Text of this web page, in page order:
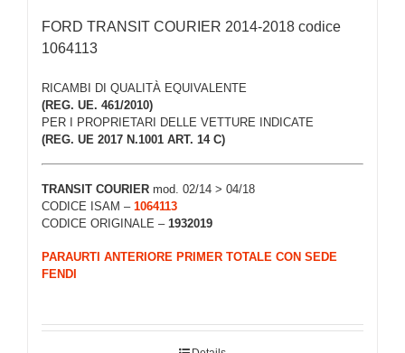
FORD TRANSIT COURIER 2014-2018 codice
1064113
RICAMBI DI QUALITÀ EQUIVALENTE
(REG. UE. 461/2010)
PER I PROPRIETARI DELLE VETTURE INDICATE
(REG. UE 2017 N.1001 ART. 14 C)
TRANSIT COURIER mod. 02/14 > 04/18
CODICE ISAM – 1064113
CODICE ORIGINALE – 1932019
PARAURTI ANTERIORE PRIMER TOTALE CON SEDE
FENDI